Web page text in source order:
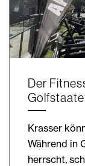
Der
Krasser
Während in
herrscht,